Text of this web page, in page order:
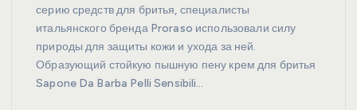
серию средств для бритья, специалисты
итальянского бренда Proraso использовали силу
природы для защиты кожи и ухода за ней.
Образующий стойкую пышную пену крем для бритья
Sapone Da Barba Pelli Sensibili…